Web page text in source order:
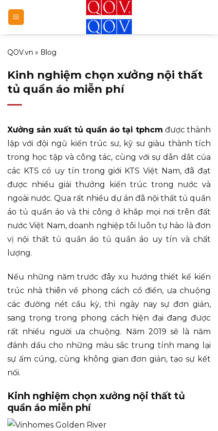
qua
nội
dung
QOV.vn » Blog
Kinh nghiệm chọn xưởng nội thất
tủ quần áo miễn phí
Xưởng sản xuất tủ quần áo tại tphcm được thành
lập với đội ngũ kiến trúc sư, kỹ sư giàu thành tích
trong học tập và công tác, cùng với sự dẫn dắt của
các KTS có uy tín trong giới KTS Việt Nam, đã đạt
được nhiều giải thưởng kiến trúc trong nước và
ngoài nước. Qua rất nhiều dự án đã nội thất tủ quần
áo tủ quần áo và thi công ở khắp mọi nơi trên đất
nước Việt Nam, doanh nghiệp tôi luôn tự hào là đơn
vị nội thất tủ quần áo tủ quần áo uy tín và chất
lượng.
Nếu những năm trước đây xu hướng thiết kế kiến
trúc nhà thiên về phong cách cổ điển, ưa chuộng
các đường nét cầu kỳ, thì ngày nay sự đơn giản,
sang trọng trong phong cách hiện đại đang được
rất nhiều người ưa chuộng. Năm 2019 sẽ là năm
đánh dấu cho những màu sắc trung tính mang lại
sự ấm cúng, cùng không gian đơn giản, tạo sự kết
nối.
Kinh nghiệm chọn xưởng nội thất tủ
quần áo miễn phí